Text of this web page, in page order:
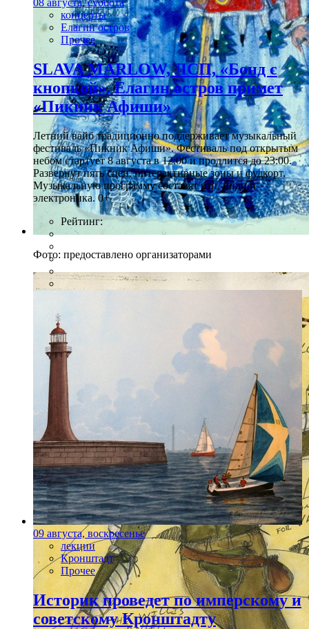
Фото: предоставлено организаторами
08 августа, суббота
концерты
Елагин остров
Прочее
SLAVA MARLOW, ЛСП, «Бонд с
кнопкой». Елагин остров примет
«Пикник Афиши»
Летний вайб традиционно поддерживает музыкальный
фестиваль «Пикник Афиши». Фестиваль под открытым
небом стартует 8 августа в 12:00 и продлится до 23:00.
Развернут пять сцен, интерактивные зоны и фудкорт.
Музыкальную программу составят рэп, инди и
электроника. 0+
Рейтинг:
09 августа, воскресенье
лекции
Кронштадт
Прочее
Историк проведет по имперскому и
советскому Кронштадту